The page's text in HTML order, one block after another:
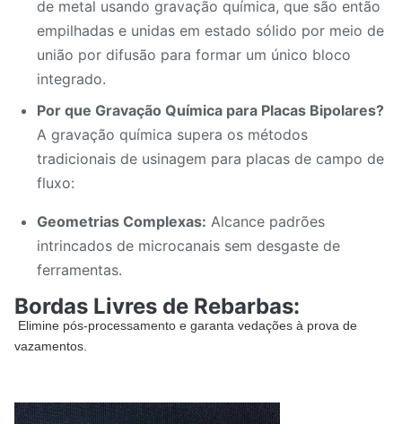
de metal usando gravação química, que são então
empilhadas e unidas em estado sólido por meio de
união por difusão para formar um único bloco
integrado.
Por que Gravação Química para Placas Bipolares?
A gravação química supera os métodos
tradicionais de usinagem para placas de campo de
fluxo:
Geometrias Complexas: Alcance padrões
intrincados de microcanais sem desgaste de
ferramentas.
Bordas Livres de Rebarbas:
Elimine pós-processamento e garanta vedações à prova de
vazamentos.